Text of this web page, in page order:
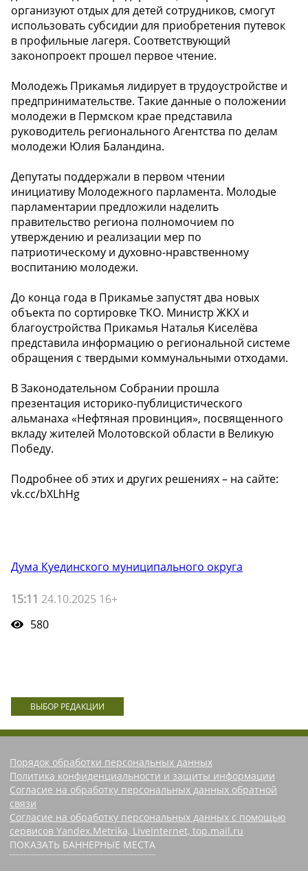
организуют отдых для детей сотрудников, смогут
использовать субсидии для приобретения путевок
в профильные лагеря. Соответствующий
законопроект прошел первое чтение.
Молодежь Прикамья лидирует в трудоустройстве и
предпринимательстве. Такие данные о положении
молодежи в Пермском крае представила
руководитель регионального Агентства по делам
молодежи Юлия Баландина.
Депутаты поддержали в первом чтении
инициативу Молодежного парламента. Молодые
парламентарии предложили наделить
правительство региона полномочием по
утверждению и реализации мер по
патриотическому и духовно-нравственному
воспитанию молодежи.
До конца года в Прикамье запустят два новых
объекта по сортировке ТКО. Министр ЖКХ и
благоустройства Прикамья Наталья Киселёва
представила информацию о региональной системе
обращения c твердыми коммунальными отходами.
В Законодательном Собрании прошла
презентация историко-публицистического
альманаха «Нефтяная провинция», посвященного
вкладу жителей Молотовской области в Великую
Победу.
Подробнее об этих и других решениях – на сайте:
vk.cc/bXLhHg
Дума Куединского муниципального округа
15:11 24.10.2025 16+
580
ВЫБОР РЕДАКЦИИ
Порядок обработки персональных данных
Политика конфиденциальности и защиты информации
Согласие на обработку персональных данных обратной
связи
Согласие на обработку персональных данных с помощью
сервисов Yandex.Metrika, LiveInternet, top.mail.ru
ПОКАЗАТЬ БАННЕРНЫЕ МЕСТА